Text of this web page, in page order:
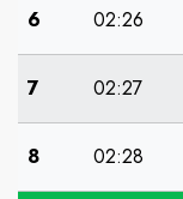
6 02:26
7 02:27
8 02:28